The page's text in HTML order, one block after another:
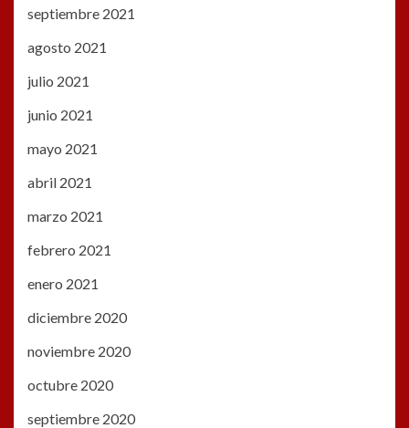
septiembre 2021
agosto 2021
julio 2021
junio 2021
mayo 2021
abril 2021
marzo 2021
febrero 2021
enero 2021
diciembre 2020
noviembre 2020
octubre 2020
septiembre 2020